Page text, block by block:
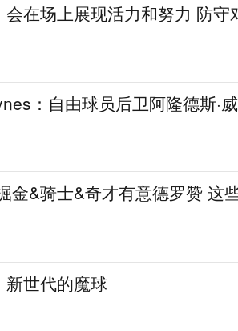
在场上展现活力和努力 防守
：自由球员后卫阿隆德斯·
金&骑士&奇才有意德罗赞 这
世代的魔球